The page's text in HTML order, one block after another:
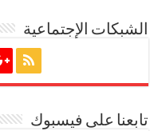
الشبكات الإجتماعية
تابعنا على فيسبوك